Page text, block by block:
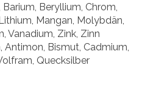
Beryllium, Chrom,
Mangan, Molybdän,
Vanadium, Zink, Zinn
Antimon, Bismut, Cadmium,
Quecksilber